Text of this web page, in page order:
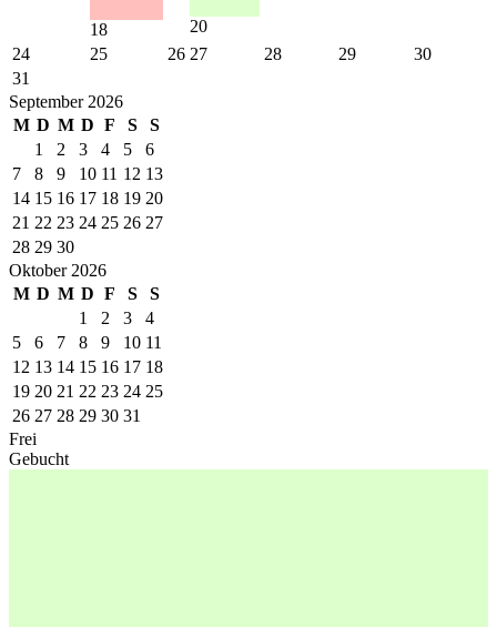
18
20
24
25 26 27 28 29
30
31
September 2026
M D M D F S
S
1
2 3 4 5
6
7
8 9 10 11 12 13
14 15 16 17 18 19 20
21 22 23 24 25 26 27
28 29 30
Oktober 2026
M D M D F S
S
1
2 3
4
5
6 7 8 9 10 11
12 13 14 15 16 17 18
19 20 21 22 23 24 25
26 27 28 29 30 31
Frei
Gebucht